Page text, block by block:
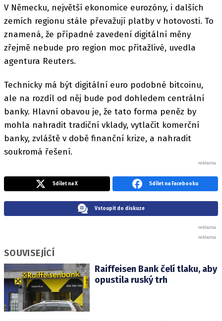
V Německu, největší ekonomice eurozóny, i dalších
zemích regionu stále převažují platby v hotovosti. To
znamená, že případné zavedení digitální měny
zřejmě nebude pro region moc přitažlivé, uvedla
agentura Reuters.
Technicky má být digitální euro podobné bitcoinu,
ale na rozdíl od něj bude pod dohledem centrální
banky. Hlavní obavou je, že tato forma peněz by
mohla nahradit tradiční vklady, vytlačit komerční
banky, zvláště v době finanční krize, a nahradit
soukromá řešení.
Sdílet na X Sdílet na Facebooku
Vstoupit do diskuze
SOUVISEJÍCÍ
Raiffeisen Bank čelí tlaku, aby
opustila ruský trh